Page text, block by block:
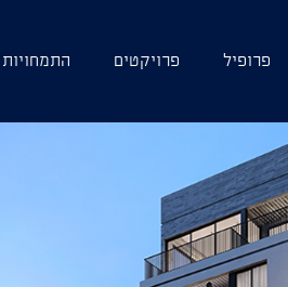
פרופיל פרויקטים התמחויות